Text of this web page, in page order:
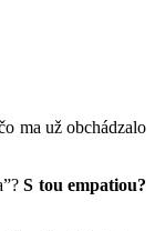
ma už obchádzalo
S tou empatiou?